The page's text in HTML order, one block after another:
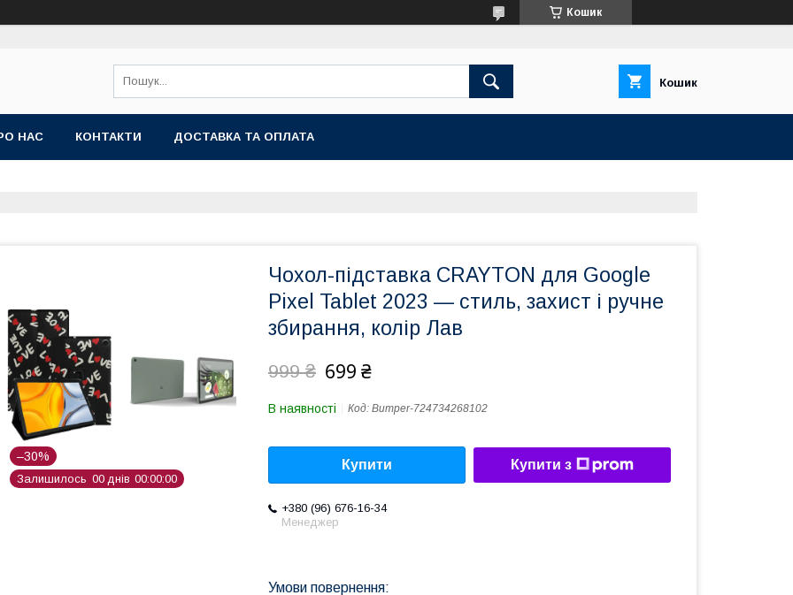
Кошик
Кошик
НАС КОНТАКТИ ДОСТАВКА ТА ОПЛАТА
–30%
Залишилось 00 днів 00 00 00
Чохол-підставка CRAYTON для Google
Pixel Tablet 2023 — стиль, захист і ручне
збирання, колір Лав
999 ₴ 699 ₴
В наявності Код: Bumper-724734268102
Купити Купити з
+380 (96) 676-16-34
Менеджер